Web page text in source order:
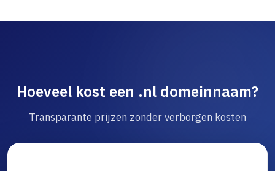
Hoeveel kost een .nl domeinnaam?
Transparante prijzen zonder verborgen kosten